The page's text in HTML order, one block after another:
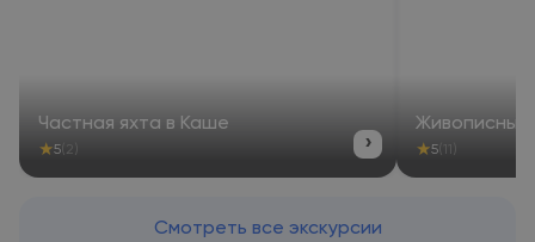
Частная яхта в Каше
★5 (2) ›
Живописные
★5 (11)
Смотреть все экскурсии